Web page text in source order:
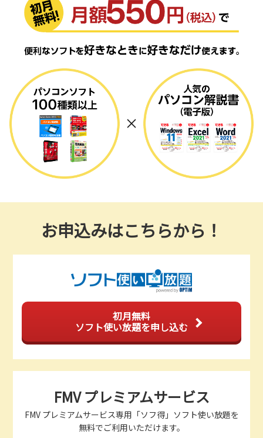
お申込みはこちらから！
初月無料
ソフト使い放題を申し込む
FMV プレミアムサービス
FMV プレミアムサービス専用「ソフ得」ソフト使い放題を
無料でご利用いただけます。